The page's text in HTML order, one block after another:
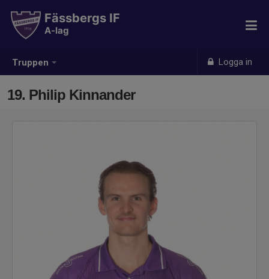
Truppen Logga in
Fässbergs IF
A-lag
19. Philip Kinnander